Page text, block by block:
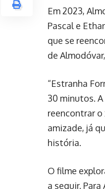
Em 2023,
Pascal e
que se
de
“Estranha
30 minutos.
reencontrar o
amizade, já
história.
O filme
a seguir.